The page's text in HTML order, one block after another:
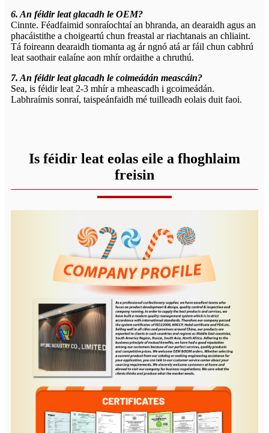
6. An féidir leat glacadh le OEM?
Cinnte. Féadfaimid sonraíochtaí an bhranda, an dearaidh agus an
phacáistithe a choigeartú chun freastal ar riachtanais an chliaint.
Tá foireann dearaidh tiomanta ag ár ngnó atá ar fáil chun cabhrú
leat saothair ealaíne aon mhír ordaithe a chruthú.
7. An féidir leat glacadh le coimeádán meascáin?
Sea, is féidir leat 2-3 mhír a mheascadh i gcoimeádán.
Labhraímis sonraí, taispeánfaidh mé tuilleadh eolais duit faoi.
Is féidir leat eolas eile a fhoghlaim
freisin